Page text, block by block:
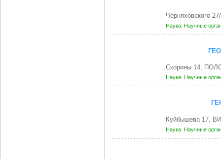
Черняховского
Наука. Научные
Скорины 14,
Наука. Научные
Куйбышева 17,
Наука. Научные